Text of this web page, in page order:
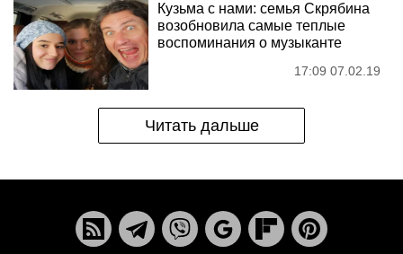
Кузьма с нами: семья Скрябина
возобновила самые теплые
воспоминания о музыканте
17:09 07.02.19
Читать дальше